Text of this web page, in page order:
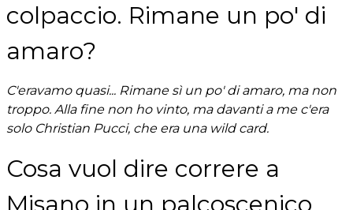
colpaccio. Rimane un po' di
amaro?
C'eravamo quasi... Rimane sì un po' di amaro, ma non
troppo. Alla fine non ho vinto, ma davanti a me c'era
solo Christian Pucci, che era una wild card.
Cosa vuol dire correre a
Misano in un palcoscenico